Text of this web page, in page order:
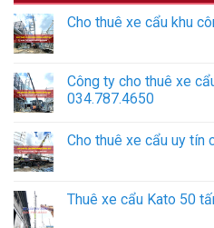
Cho thuê xe cẩu khu
Công ty cho thuê xe
034.787.4650
Cho thuê xe cẩu uy tín
Thuê xe cẩu Kato 50